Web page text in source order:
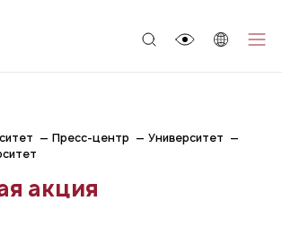
Пресс-центр
Университет
акция